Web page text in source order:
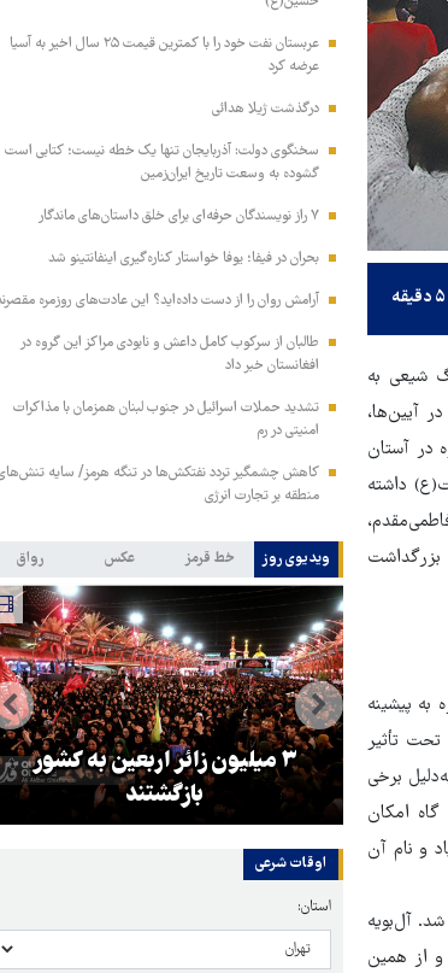
شیعی به
آیین‌ها،
در آستان
داشته
بزرگداشت
پیشینه
تأثیر
برخی
امکان
و نام آن
آل‌بویه
و از همین
عربستان نفت خود را با کمترین قیمت ۲۵ سال اخیر به آسیا
عرضه کرد
درگذشت ژیلا هدائی
سخنگوی دولت: آذربایجان تنها یک خطه نیست؛ کتابی است
گشوده به وسعت تاریخ ایران‌زمین
۷ راز نویسندگان حرفه‌ای برای خلق داستان‌های ماندگار
بحران در فیفا؛ یوفا خواستار کناره‌گیری اینفانتینو شد
آرامش روان را از دست داده‌اید؟ این عادت‌های روزمره
طالبان از سرکوب کامل داعش و نابودی مراکز این گروه در
افغانستان خبر داد
تشدید حملات اسرائیل در جنوب لبنان همزمان با مذاکرات
امنیتی در رم
کاهش چشمگیر تردد نفتکش‌ها در تنگه هرمز/ سایه
منطقه بر تجارت انرژی
ویدیوی روز خط قرمز عکس رواق
و
۳ میلیون زائر اربعین به کشور
بازگشتند
اوقات شرعی
استان: